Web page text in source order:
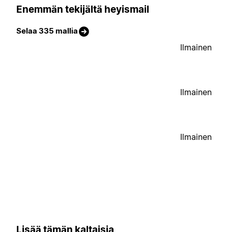
Enemmän tekijältä heyismail
Selaa 335 mallia
Ilmainen
Ilmainen
Ilmainen